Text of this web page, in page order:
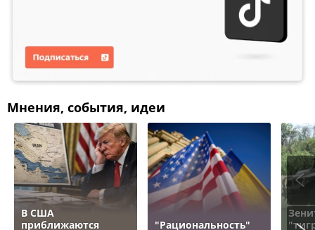
Мнения, события, идеи
В США
приближаются
"Рациональность"